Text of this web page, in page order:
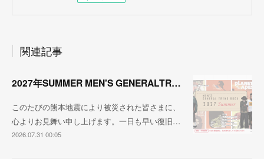
関連記事
2027年SUMMER MEN'S GENERALTREND
このたびの熊本地震により被災された皆さまに、
心よりお見舞い申し上げます。一日も早い復旧…
2026.07.31 00:05